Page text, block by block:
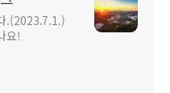
.(2023.7.1.)
요!